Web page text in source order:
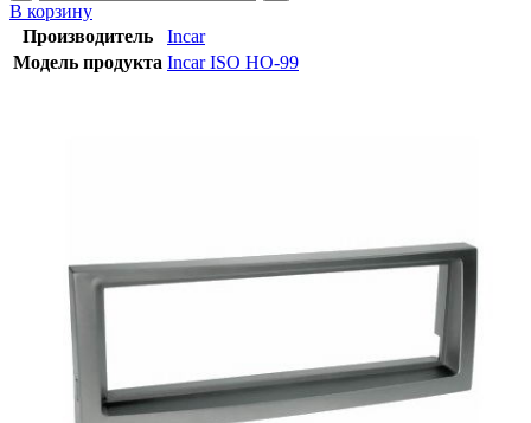
В корзину
Производитель
Incar
Модель продукта Incar ISO HO-99